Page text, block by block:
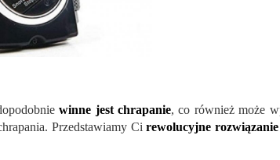
winne jest chrapanie, co również może
Przedstawiamy Cirewolucyjne